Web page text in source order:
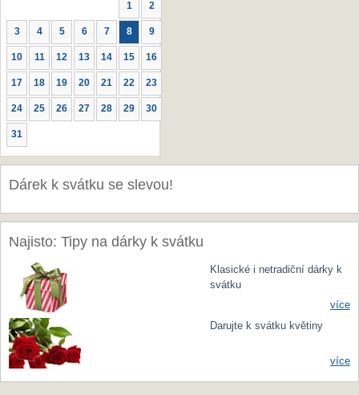
1 2
3 4 5 6 7 8 9
10 11 12 13 14 15 16
17 18 19 20 21 22 23
24 25 26 27 28 29 30
31
Dárek k svátku se slevou!
Najisto: Tipy na dárky k svátku
Klasické i netradiční dárky k
svátku
více
Darujte k svátku květiny
více